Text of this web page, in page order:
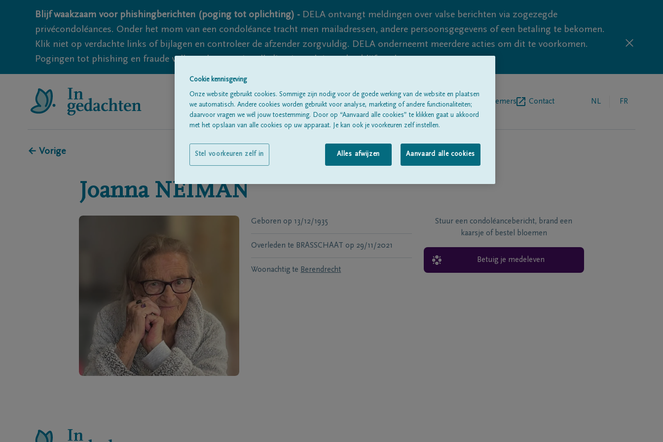
Blijf waakzaam voor phishingberichten (poging tot oplichting) - DELA ontvangt meldingen over valse berichten via zogezegde
privécondoléances. Onder het mom van een condoléance tracht men mailadressen, andere persoonsgegevens of een betaling te bekomen.
Klik niet op verdachte links of bijlagen en controleer de afzender zorgvuldig. DELA onderneemt meerdere acties om dit te voorkomen.
Pogingen tot phishing en fraude vallen echter nooit volledig uit te sluiten, dus blijf waakzaam.
Alle rouwberichtenOver onsBegrafenisondernemers Contact NL FR
← Vorige
Joanna NEIMAN
Geboren op 13/12/1935
Overleden te BRASSCHAAT op 29/11/2021
Woonachtig te Berendrecht
Stuur een condoléancebericht, brand een
kaarsje of bestel bloemen
Betuig je medeleven
Cookie kennisgeving
Onze website gebruikt cookies. Sommige zijn nodig voor de goede werking van de website en plaatsen
we automatisch. Andere cookies worden gebruikt voor analyse, marketing of andere functionaliteiten;
daarvoor vragen we wél jouw toestemming. Door op “Aanvaard alle cookies” te klikken gaat u akkoord
met het opslaan van alle cookies op uw apparaat. Je kan ook je voorkeuren zelf instellen.
Alles afwijzen Aanvaard alle cookies
Stel voorkeuren zelf in